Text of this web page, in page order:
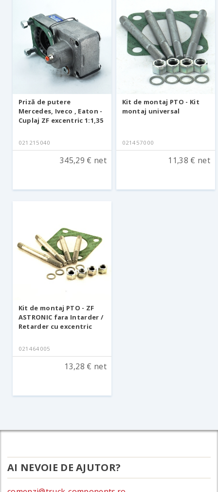
Priză de putere
Mercedes, Iveco , Eaton -
Cuplaj ZF excentric 1:1,35
021215040
345,29 € net
Kit de montaj PTO - Kit
montaj universal
021457000
11,38 € net
Kit de montaj PTO - ZF
ASTRONIC fara Intarder /
Retarder cu excentric
021464005
13,28 € net
AI NEVOIE DE AJUTOR?